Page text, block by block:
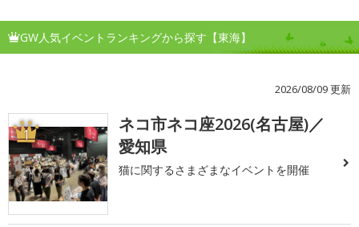
GW人気イベントランキングから探す【東海】
2026/08/09 更新
1
ネコ市ネコ座2026(名古屋)／
愛知県
猫に関するさまざまなイベントを開催